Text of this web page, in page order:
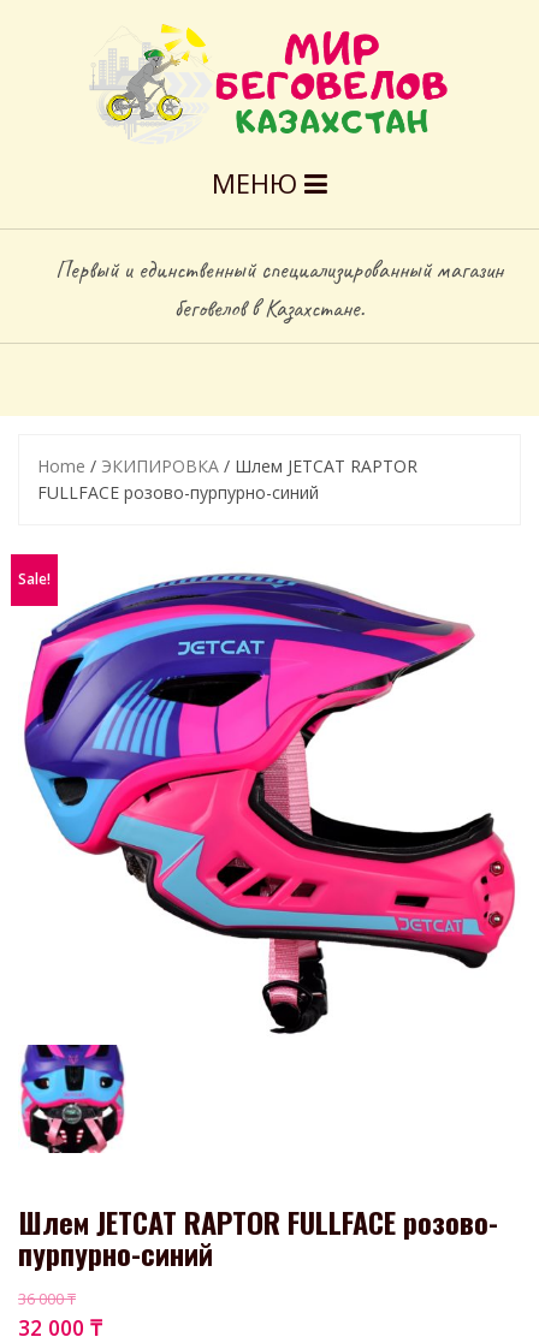
МЕНЮ
Первый и единственный специализированный магазин
беговелов в Казахстане.
Home / ЭКИПИРОВКА / Шлем JETCAT RAPTOR
FULLFACE розово-пурпурно-синий
Sale!
Шлем JETCAT RAPTOR FULLFACE розово-
пурпурно-синий
36 000₸
32 000 ₸